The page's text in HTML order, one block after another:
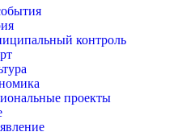
контроль
проекты